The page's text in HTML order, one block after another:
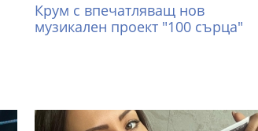
Крум с впечатляващ нов
музикален проект "100 сърца"